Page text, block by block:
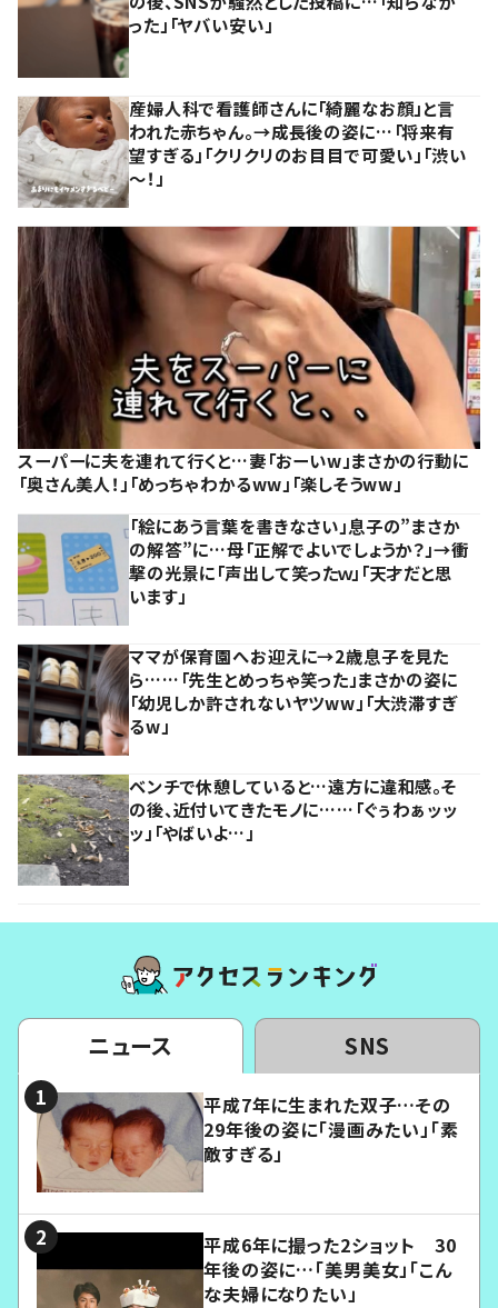
った」「ヤバい安い」
産婦人科で看護師さんに「綺麗なお顔」と言
われた赤ちゃん。→成長後の姿に…「将来有
望すぎる」「クリクリのお目目で可愛い」「渋い
～！」
スーパーに夫を連れて行くと…妻「おーいw」まさかの行動に
「奥さん美人！」「めっちゃわかるww」「楽しそうww」
「絵にあう言葉を書きなさい」息子の”まさか
の解答”に…母「正解でよいでしょうか？」→衝
撃の光景に「声出して笑ったｗ」「天才だと思
います」
ママが保育園へお迎えに→2歳息子を見た
ら……「先生とめっちゃ笑った」まさかの姿に
「幼児しか許されないヤツww」「大渋滞すぎ
るw」
ベンチで休憩していると…遠方に違和感。そ
の後、近付いてきたモノに……「ぐぅわぁッッ
ッ」「やばいよ…」
ニュース SNS
平成7年に生まれた双子…その
29年後の姿に「漫画みたい」「素
敵すぎる」
平成6年に撮った2ショット 30
年後の姿に…「美男美女」「こん
な夫婦になりたい」